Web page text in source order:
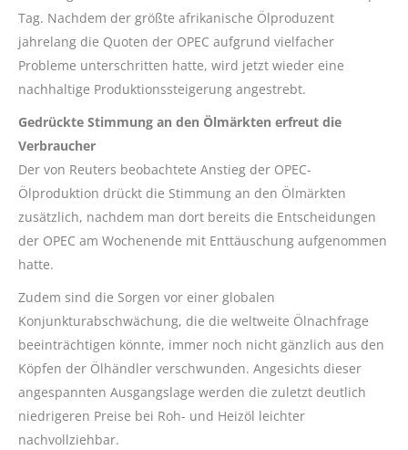
Tag. Nachdem der größte afrikanische Ölproduzent
jahrelang die Quoten der OPEC aufgrund vielfacher
Probleme unterschritten hatte, wird jetzt wieder eine
nachhaltige Produktionssteigerung angestrebt.
Gedrückte Stimmung an den Ölmärkten erfreut die
Verbraucher
Der von Reuters beobachtete Anstieg der OPEC-
Ölproduktion drückt die Stimmung an den Ölmärkten
zusätzlich, nachdem man dort bereits die Entscheidungen
der OPEC am Wochenende mit Enttäuschung aufgenommen
hatte.
Zudem sind die Sorgen vor einer globalen
Konjunkturabschwächung, die die weltweite Ölnachfrage
beeinträchtigen könnte, immer noch nicht gänzlich aus den
Köpfen der Ölhändler verschwunden. Angesichts dieser
angespannten Ausgangslage werden die zuletzt deutlich
niedrigeren Preise bei Roh- und Heizöl leichter
nachvollziehbar.